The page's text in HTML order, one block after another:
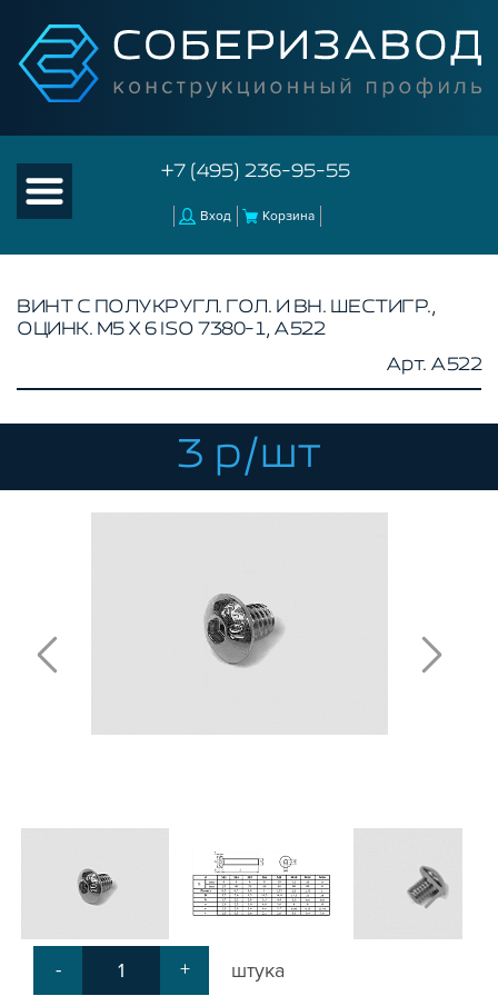
+7 (495) 236-95-55
Вход Корзина
КАТАЛОГ ТОВАРОВ
КОНСТРУКЦИОННЫЙ ПРОФИЛЬ
КОМПЛЕКТУЮЩИЕ К ЧПУ
АКСЕССУАРЫ ДЛЯ V-ПАЗА
Т-БОЛТЫ И Т-ГАЙКИ
СИСТЕМА ТРУБНАЯ МОДУЛЬНАЯ
СИСТЕМА ТРУБНАЯ КОНСТРУКЦИОННАЯ
ВНУТРЕННИЕ УГЛОВЫЕ СОЕДИНИТЕЛИ
АДДИТИВНЫЕ ТОВАРЫ
ОБЩЕСТРОИТЕЛЬНЫЙ ПРОФИЛЬ
ЛИНЕЙНЫЕ СОЕДИНИТЕЛИ
ДОПОЛНИТЕЛЬНАЯ ОБРАБОТКА
ПАРАЛЛЕЛЬНЫЕ СОЕДИНИТЕЛИ
ПРОМЫШЛЕННАЯ МЕБЕЛЬ
ВИНТ С ПОЛУКРУГЛ. ГОЛ. И ВН. ШЕСТИГР.,
ОЦИНК. М5 Х 6 ISO 7380-1, A522
Арт. A522
3 р/шт
- + штука